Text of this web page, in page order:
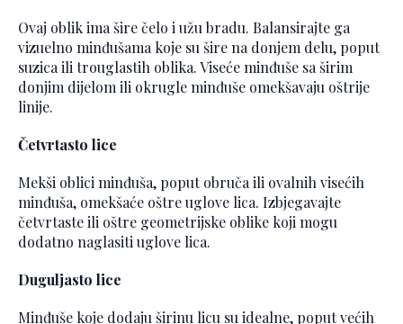
Ovaj oblik ima šire čelo i užu bradu. Balansirajte ga
vizuelno minđušama koje su šire na donjem delu, poput
suzica ili trouglastih oblika. Viseće minđuše sa širim
donjim dijelom ili okrugle minđuše omekšavaju oštrije
linije.
Četvrtasto lice
Mekši oblici minđuša, poput obruča ili ovalnih visećih
minđuša, omekšaće oštre uglove lica. Izbjegavajte
četvrtaste ili oštre geometrijske oblike koji mogu
dodatno naglasiti uglove lica.
Duguljasto lice
Minđuše koje dodaju širinu licu su idealne, poput većih